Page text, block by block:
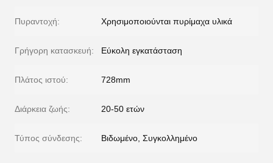
Πυραντοχή: Χρησιμοποιούνται πυρίμαχα υλικά
Γρήγορη κατασκευή: Εύκολη εγκατάσταση
Πλάτος ιστού: 728mm
Διάρκεια ζωής: 20-50 ετών
Τύπος σύνδεσης: Βιδωμένο, Συγκολλημένο